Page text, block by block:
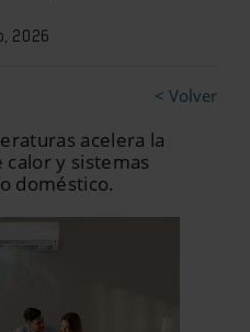
2026
< Volver
acelera la
calor y sistemas
doméstico.